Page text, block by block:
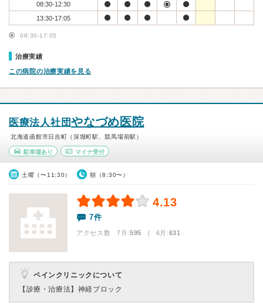
08:30-12:30
13:30-17:05
08:30-17:05
治療実績
この病院の治療実績を見る
医療法人社団やなづめ医院
北海道函館市日吉町（深堀町駅、競馬場前駅）
駐車場あり マイナ受付
土曜（〜11:30） 朝（8:30〜）
4.13
7件
アクセス数 7月:595 | 6月:631
ペインクリニックについて
【診療・治療法】 神経ブロック